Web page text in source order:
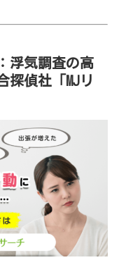
浮気調査の高
探偵社「MJリ